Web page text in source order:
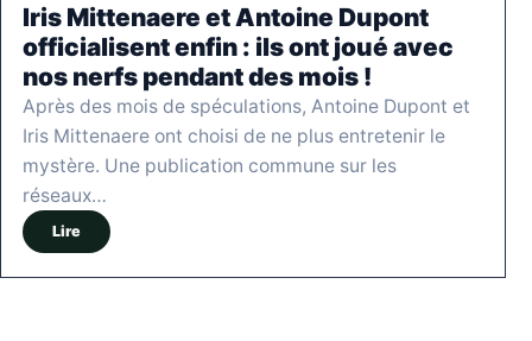
Iris Mittenaere et Antoine Dupont
officialisent enfin : ils ont joué avec
nos nerfs pendant des mois !
Après des mois de spéculations, Antoine Dupont et
Iris Mittenaere ont choisi de ne plus entretenir le
mystère. Une publication commune sur les
réseaux…
Lire